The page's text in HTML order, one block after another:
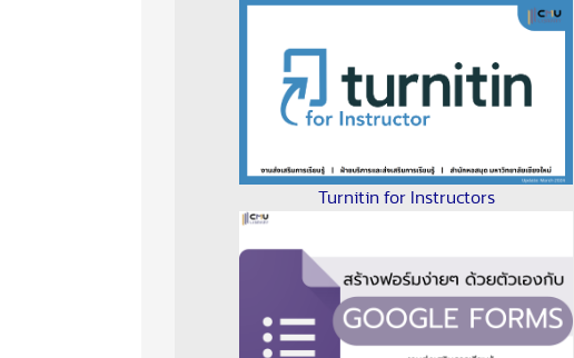
Turnitin for Instructors